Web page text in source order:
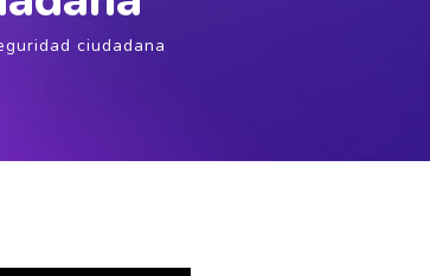
ciudadana